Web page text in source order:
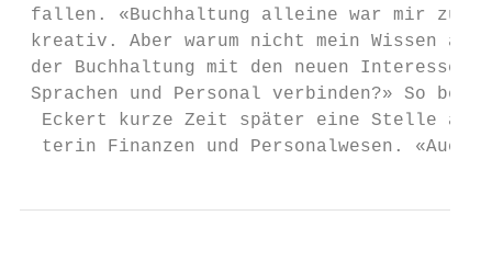
fallen. «Buchhaltung alleine war mir zu
kreativ. Aber warum nicht mein Wissen
der Buchhaltung mit den neuen
­Sprachen und Personal verbinden?» So
Eckert kurze Zeit später eine Stelle
terin Finanzen und Personalwesen. «Auch